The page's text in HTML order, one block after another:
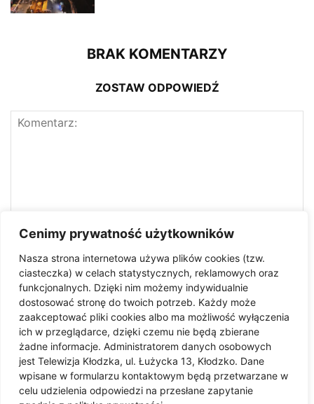
Cenimy prywatność użytkowników
Nasza strona internetowa używa plików cookies (tzw.
ciasteczka) w celach statystycznych, reklamowych oraz
funkcjonalnych. Dzięki nim możemy indywidualnie
dostosować stronę do twoich potrzeb. Każdy może
zaakceptować pliki cookies albo ma możliwość wyłączenia
ich w przeglądarce, dzięki czemu nie będą zbierane
żadne informacje. Administratorem danych osobowych
jest Telewizja Kłodzka, ul. Łużycka 13, Kłodzko. Dane
wpisane w formularzu kontaktowym będą przetwarzane w
celu udzielenia odpowiedzi na przesłane zapytanie
BRAK KOMENTARZY
ZOSTAW ODPOWIEDŹ
Zapisz moje imię i nazwisko, adres e-mail i witrynę
internetową w tej przeglądarce do następnego komentowania.